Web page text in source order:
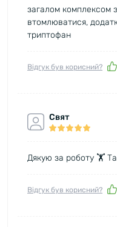
загалом комплексом
втомлюватися,
триптофан
Відгук був корисний?
Свят
Дякую за роботу 🏋️
Відгук був корисний?